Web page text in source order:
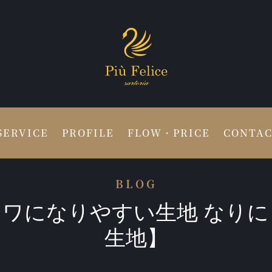
PROFILE FLOW・PRICE
BLOG
ワになりやすい生地 なり
生地】